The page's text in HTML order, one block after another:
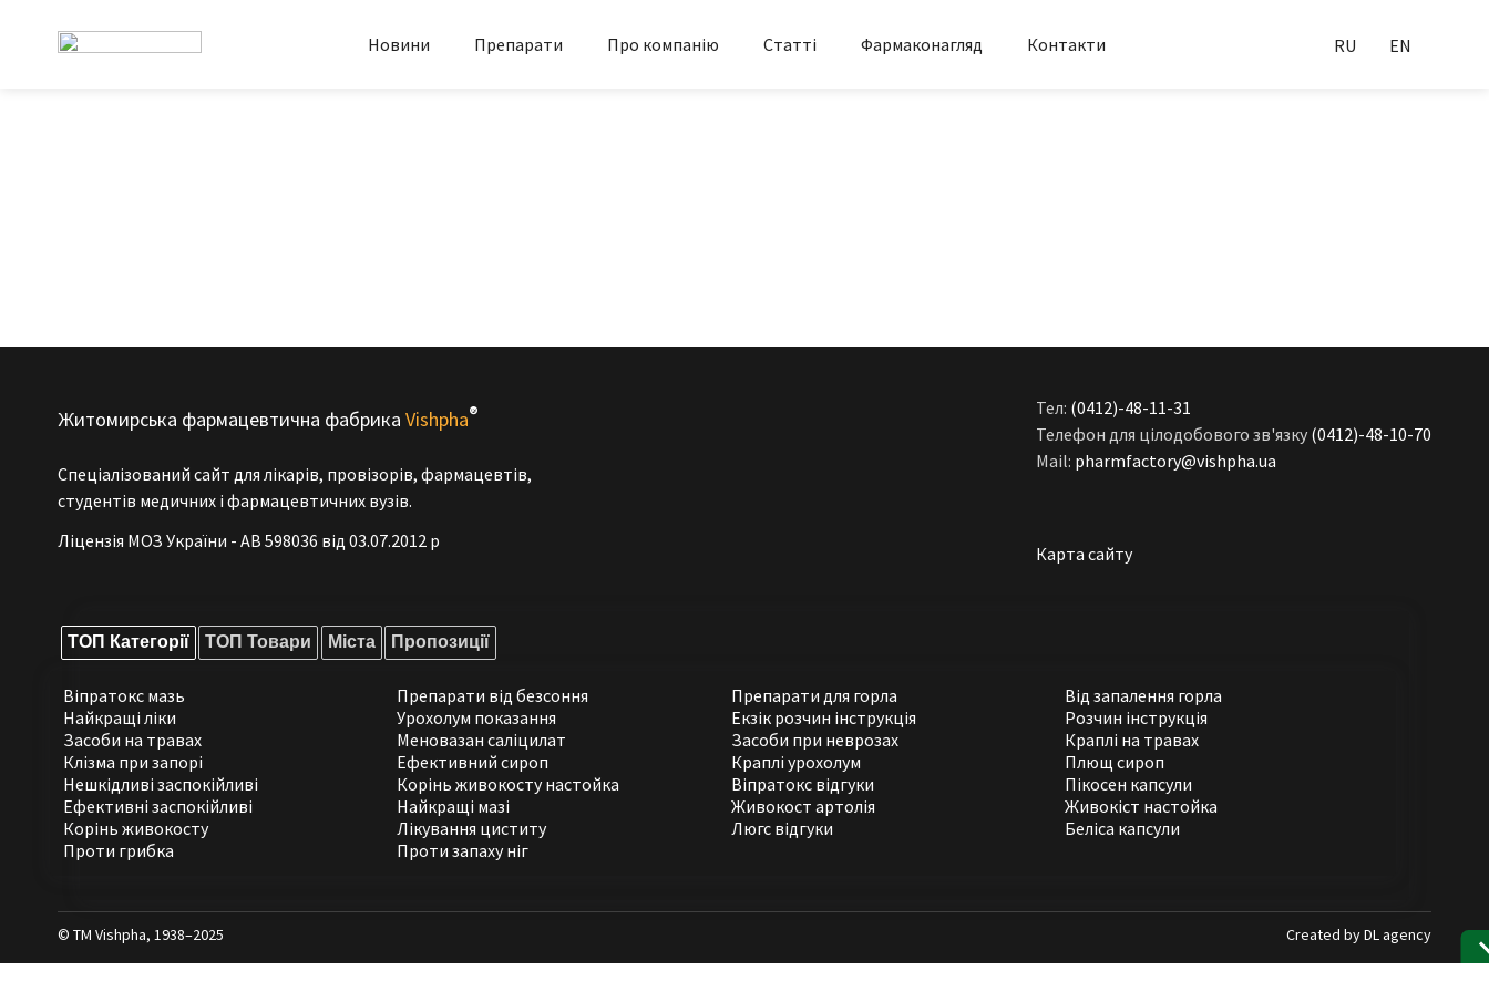
Новини Препарати Про компанію Статті Фармаконагляд Контакти RU EN
Житомирська фармацевтична фабрика Vishpha®
Спеціалізований сайт для лікарів, провізорів, фармацевтів,
студентів медичних і фармацевтичних вузів.
Ліцензія МОЗ України - АВ 598036 від 03.07.2012 р
Тел: (0412)-48-11-31
Телефон для цілодобового зв'язку (0412)-48-10-70
Mail: pharmfactory@vishpha.ua
Карта сайту
ТОП Категорії ТОП Товари Міста Пропозиції
Віпратокс мазь
Найкращі ліки
Засоби на травах
Клізма при запорі
Нешкідливі заспокійливі
Ефективні заспокійливі
Корінь живокосту
Проти грибка
Препарати від безсоння
Урохолум показання
Меновазан саліцилат
Ефективний сироп
Корінь живокосту настойка
Найкращі мазі
Лікування циститу
Проти запаху ніг
Препарати для горла
Екзік розчин інструкція
Засоби при неврозах
Краплі урохолум
Віпратокс відгуки
Живокост артолія
Люгс відгуки
Від запалення горла
Розчин інструкція
Краплі на травах
Плющ сироп
Пікосен капсули
Живокіст настойка
Беліса капсули
© ТМ Vishpha, 1938–2025 Created byDL agency